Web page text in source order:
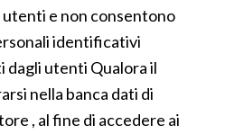
utenti e non consentono
identificativi
utenti Qualora il
nella banca dati di
, al fine di accedere ai